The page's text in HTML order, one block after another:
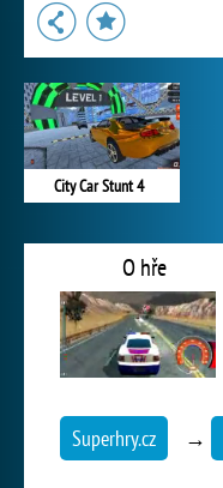
City Car Stunt 4
O hře
Superhry.cz →